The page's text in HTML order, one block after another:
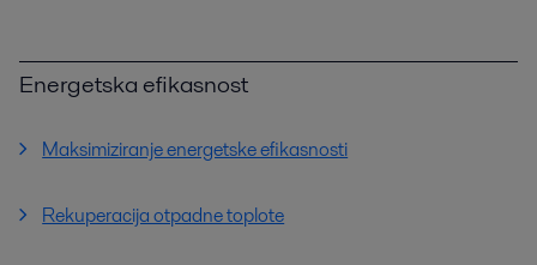
Energetska efikasnost
Maksimiziranje energetske efikasnosti
Rekuperacija otpadne toplote